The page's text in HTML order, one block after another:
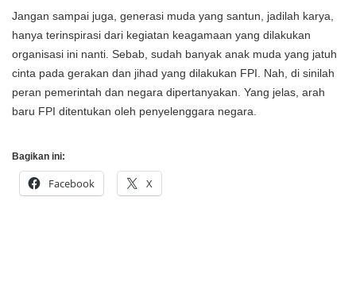
Jangan sampai juga, generasi muda yang santun, jadilah karya,
hanya terinspirasi dari kegiatan keagamaan yang dilakukan
organisasi ini nanti. Sebab, sudah banyak anak muda yang jatuh
cinta pada gerakan dan jihad yang dilakukan FPI. Nah, di sinilah
peran pemerintah dan negara dipertanyakan. Yang jelas, arah
baru FPI ditentukan oleh penyelenggara negara.
Bagikan ini:
Facebook X